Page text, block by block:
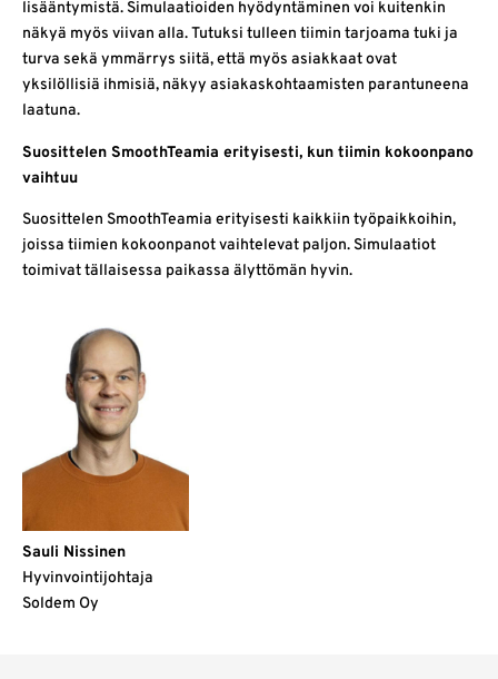
lisääntymistä. Simulaatioiden hyödyntäminen voi kuitenkin
näkyä myös viivan alla. Tutuksi tulleen tiimin tarjoama tuki ja
turva sekä ymmärrys siitä, että myös asiakkaat ovat
yksilöllisiä ihmisiä, näkyy asiakaskohtaamisten parantuneena
laatuna.
Suosittelen SmoothTeamia erityisesti, kun tiimin kokoonpano
vaihtuu
Suosittelen SmoothTeamia erityisesti kaikkiin työpaikkoihin,
joissa tiimien kokoonpanot vaihtelevat paljon. Simulaatiot
toimivat tällaisessa paikassa älyttömän hyvin.
Sauli Nissinen
Hyvinvointijohtaja
Soldem Oy